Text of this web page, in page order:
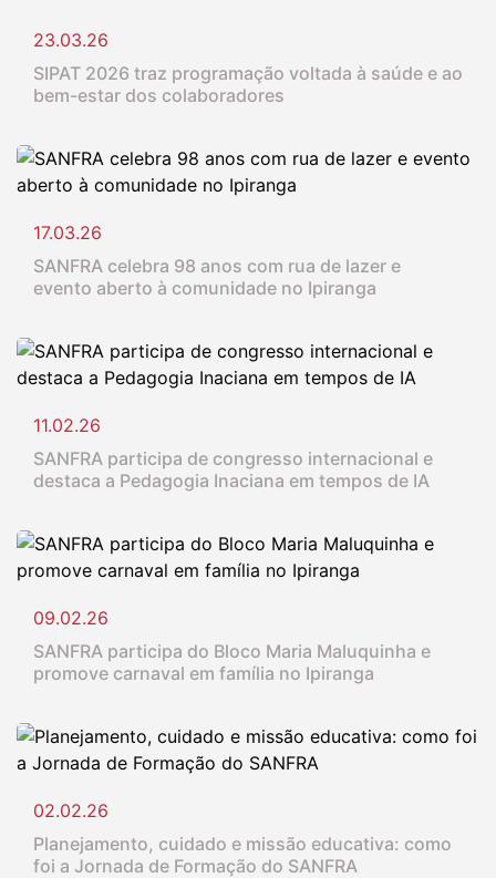
23.03.26
SIPAT 2026 traz programação voltada à saúde e ao
bem-estar dos colaboradores
17.03.26
SANFRA celebra 98 anos com rua de lazer e
evento aberto à comunidade no Ipiranga
11.02.26
SANFRA participa de congresso internacional e
destaca a Pedagogia Inaciana em tempos de IA
09.02.26
SANFRA participa do Bloco Maria Maluquinha e
promove carnaval em família no Ipiranga
02.02.26
Planejamento, cuidado e missão educativa: como
foi a Jornada de Formação do SANFRA